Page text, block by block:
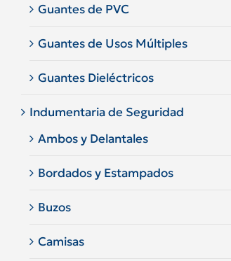
Guantes de PVC
Guantes de Usos Múltiples
Guantes Dieléctricos
Indumentaria de Seguridad
Ambos y Delantales
Bordados y Estampados
Buzos
Camisas